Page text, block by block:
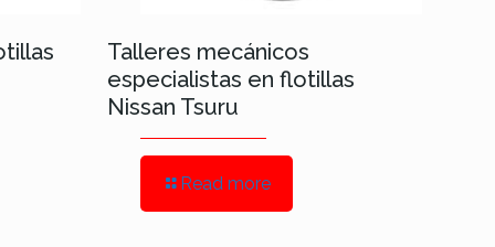
Talleres mecánicos
especialistas en flotillas
Nissan Tsuru
Read more